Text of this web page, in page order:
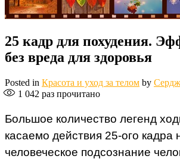
25 кадр для похудения.
без вреда для здоровья
Posted in Красота и уход за телом by
1 042 раз прочитано
Большое количество легенд
касаемо действия 25-ого кадра
человеческое подсознание